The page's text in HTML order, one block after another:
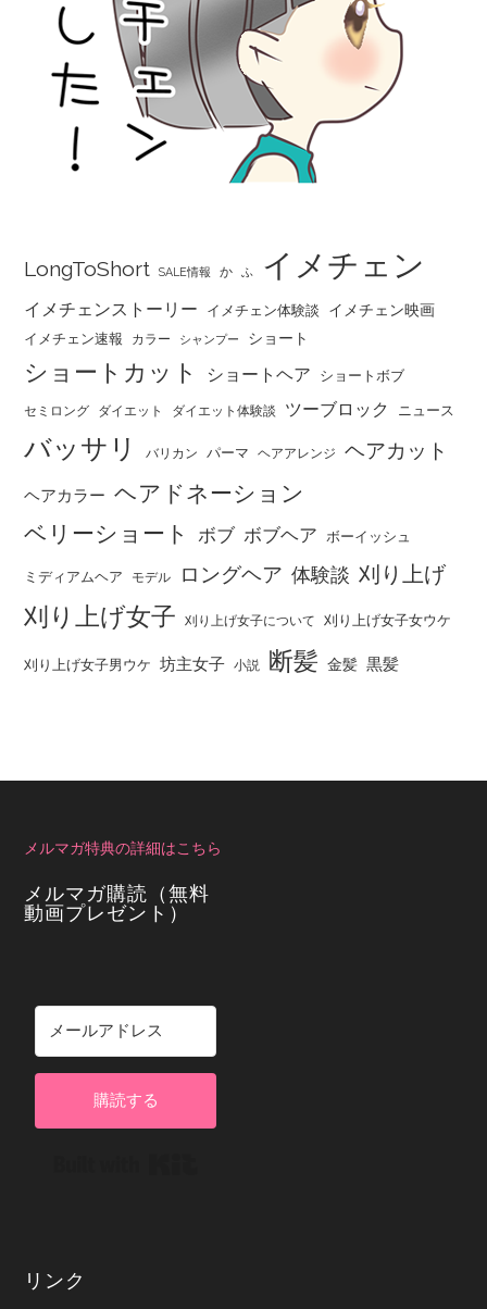
LongToShort SALE情報 か ふ イメチェン
イメチェンストーリー イメチェン体験談 イメチェン映画
イメチェン速報 カラー シャンプー ショート
ショートカット ショートヘア ショートボブ
セミロング ダイエット ダイエット体験談 ツーブロック ニュース
バッサリ バリカン パーマ ヘアアレンジ ヘアカット
ヘアカラー ヘアドネーション
ベリーショート
ボブ ボブヘア ボーイッシュ
ミディアムヘア モデル ロングヘア 体験談 刈り上げ
刈り上げ女子 刈り上げ女子について 刈り上げ女子女ウケ
刈り上げ女子男ウケ 坊主女子 小説 断髪 金髪 黒髪
メルマガ特典の詳細はこちら
メルマガ購読（無料
動画プレゼント）
購読する
リンク